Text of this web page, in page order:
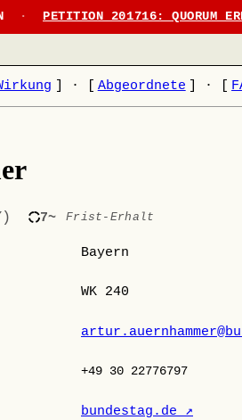
· PETITION 201716: QUORUM
· Abgeordnete ·
7~ Frist-Erhalt
Bayern
WK 240
+49 30 22776797
bundestag.de ↗